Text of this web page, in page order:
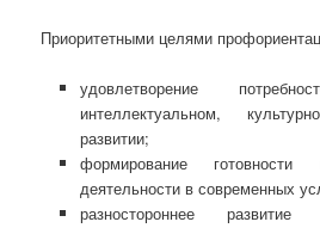
Приоритетными целями
удовлетворение
интеллектуальном,
развитии;
формирование готовности
деятельности в современных
разностороннее